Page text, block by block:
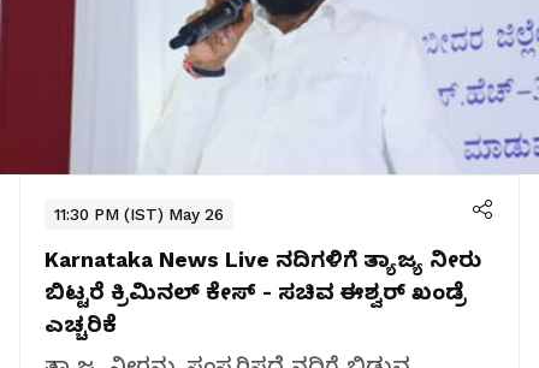
11:30 PM (IST) May 26
Karnataka News Live ನದಿಗಳಿಗೆ ತ್ಯಾಜ್ಯ ನೀರು
ಬಿಟ್ಟರೆ ಕ್ರಿಮಿನಲ್ ಕೇಸ್ - ಸಚಿವ ಈಶ್ವರ್ ಖಂಡ್ರೆ
ಎಚ್ಚರಿಕೆ